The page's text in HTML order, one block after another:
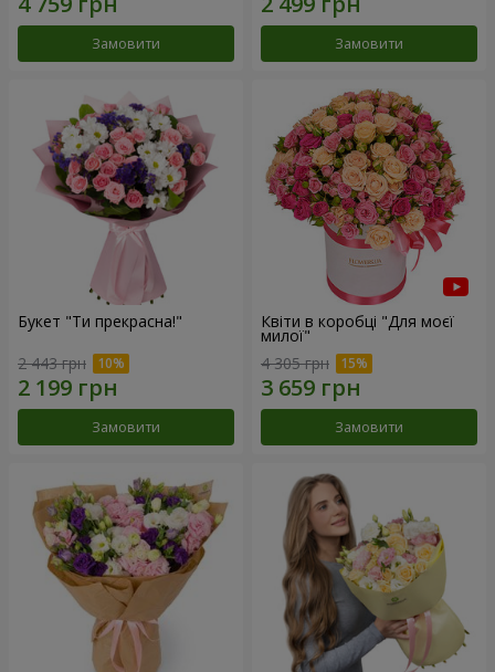
Замовити Замовити
Букет "Ти прекрасна!"
2 443 грн
Замовити
Квіти в коробці "Для моєї
милої"
4 305 грн
Замовити